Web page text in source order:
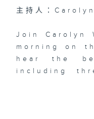
主持人：
Join Carolyn
morning on
hear the
including
album of